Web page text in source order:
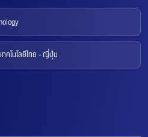
คโนโลยีไทย - ญี่ปุ่น